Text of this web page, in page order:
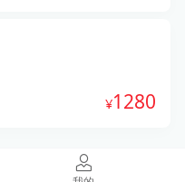
1280